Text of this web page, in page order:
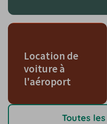
Location de
voiture à
l'aéroport
Toutes